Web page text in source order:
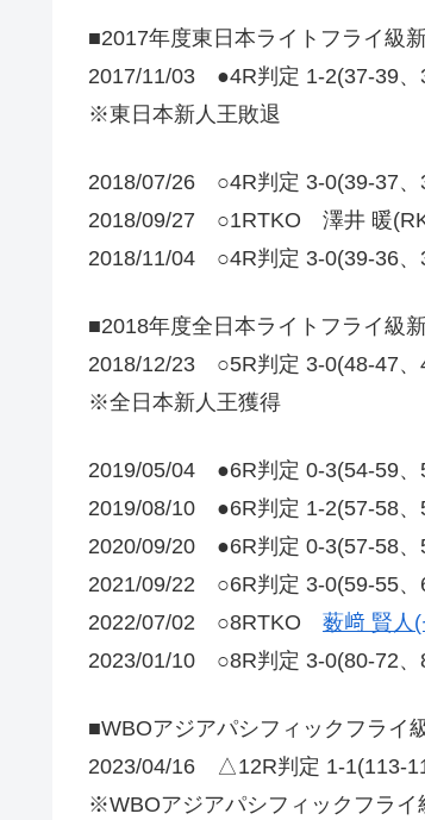
■2017年度東日本ライトフライ級
2017/11/03 ●4R判定 1-2(37-39
※東日本新人王敗退
2018/07/26 ○4R判定 3-0(39-37
2018/09/27 ○1RTKO 澤井 暖
2018/11/04 ○4R判定 3-0(39-36
■2018年度全日本ライトフライ級
2018/12/23 ○5R判定 3-0(48-47
※全日本新人王獲得
2019/05/04 ●6R判定 0-3(54-59
2019/08/10 ●6R判定 1-2(57-58
2020/09/20 ●6R判定 0-3(57-58
2021/09/22 ○6R判定 3-0(59-55
2022/07/02 ○8RTKO 薮﨑 賢人
2023/01/10 ○8R判定 3-0(80-72
■WBOアジアパシフィックフライ
2023/04/16 △12R判定 1-1(113-
※WBOアジアパシフィックフライ